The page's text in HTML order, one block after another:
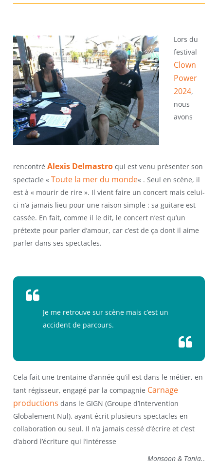
Lors du
festival
Clown
Power
2024,
nous
avons
rencontré Alexis Delmastroqui est venu présenter son
spectacle « Toute la mer du monde« . Seul en scène, il
est à « mourir de rire ». Il vient faire un concert mais celui-
ci n’a jamais lieu pour une raison simple : sa guitare est
cassée. En fait, comme il le dit, le concert n’est qu’un
prétexte pour parler d’amour, car c’est de ça dont il aime
parler dans ses spectacles.
Je me retrouve sur scène mais c’est un
accident de parcours.
Cela fait une trentaine d’année qu’il est dans le métier, en
tant régisseur, engagé par la compagnie Carnage
productions dans le GIGN (Groupe d’Intervention
Globalement Nul), ayant écrit plusieurs spectacles en
collaboration ou seul. Il n’a jamais cessé d’écrire et c’est
d’abord l’écriture qui l’intéresse
Monsoon & Tania..